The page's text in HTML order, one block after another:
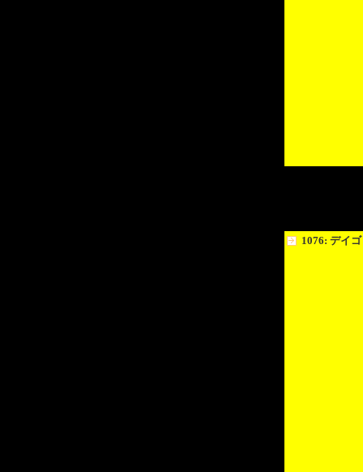
1076: デイゴ